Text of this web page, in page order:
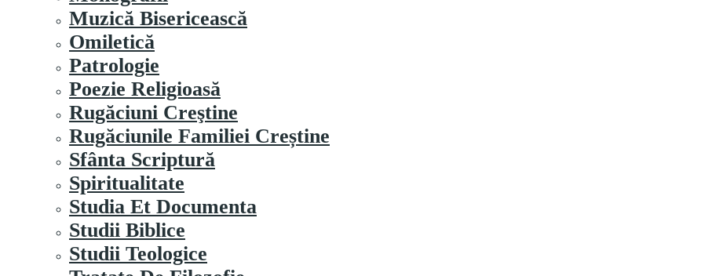
Muzică Bisericească
Omiletică
Patrologie
Poezie Religioasă
Rugăciuni Creştine
Rugăciunile Familiei Creștine
Sfânta Scriptură
Spiritualitate
Studia Et Documenta
Studii Biblice
Studii Teologice